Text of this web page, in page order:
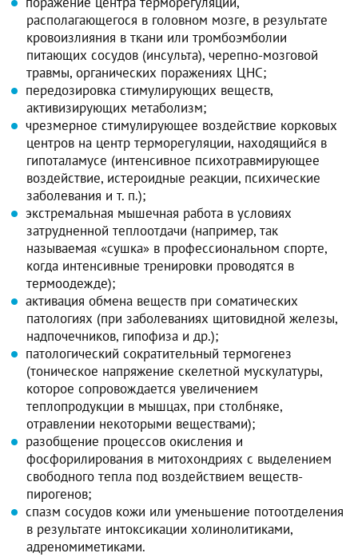
располагающегося в головном мозге, в результате
кровоизлияния в ткани или тромбоэмболии
питающих сосудов (инсульта), черепно-мозговой
травмы, органических поражениях ЦНС;
передозировка стимулирующих веществ,
активизирующих метаболизм;
чрезмерное стимулирующее воздействие корковых
центров на центр терморегуляции, находящийся в
гипоталамусе (интенсивное психотравмирующее
воздействие, истероидные реакции, психические
заболевания и т. п.);
экстремальная мышечная работа в условиях
затрудненной теплоотдачи (например, так
называемая «сушка» в профессиональном спорте,
когда интенсивные тренировки проводятся в
термоодежде);
активация обмена веществ при соматических
патологиях (при заболеваниях щитовидной железы,
надпочечников, гипофиза и др.);
патологический сократительный термогенез
(тоническое напряжение скелетной мускулатуры,
которое сопровождается увеличением
теплопродукции в мышцах, при столбняке,
отравлении некоторыми веществами);
разобщение процессов окисления и
фосфорилирования в митохондриях с выделением
свободного тепла под воздействием веществ-
пирогенов;
спазм сосудов кожи или уменьшение потоотделения
в результате интоксикации холинолитиками,
адреномиметиками.